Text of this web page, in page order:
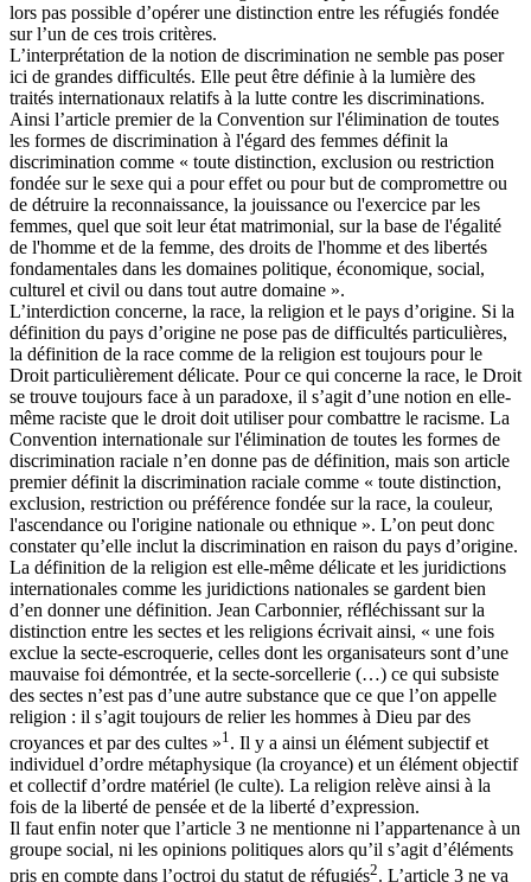
lors pas possible d’opérer une distinction entre les réfugiés fondée
sur l’un de ces trois critères.
L’interprétation de la notion de discrimination ne semble pas poser
ici de grandes difficultés. Elle peut être définie à la lumière des
traités internationaux relatifs à la lutte contre les discriminations.
Ainsi l’article premier de la Convention sur l'élimination de toutes
les formes de discrimination à l'égard des femmes définit la
discrimination comme « toute distinction, exclusion ou restriction
fondée sur le sexe qui a pour effet ou pour but de compromettre ou
de détruire la reconnaissance, la jouissance ou l'exercice par les
femmes, quel que soit leur état matrimonial, sur la base de l'égalité
de l'homme et de la femme, des droits de l'homme et des libertés
fondamentales dans les domaines politique, économique, social,
culturel et civil ou dans tout autre domaine ».
L’interdiction concerne, la race, la religion et le pays d’origine. Si la
définition du pays d’origine ne pose pas de difficultés particulières,
la définition de la race comme de la religion est toujours pour le
Droit particulièrement délicate. Pour ce qui concerne la race, le Droit
se trouve toujours face à un paradoxe, il s’agit d’une notion en elle-
même raciste que le droit doit utiliser pour combattre le racisme. La
Convention internationale sur l'élimination de toutes les formes de
discrimination raciale n’en donne pas de définition, mais son article
premier définit la discrimination raciale comme « toute distinction,
exclusion, restriction ou préférence fondée sur la race, la couleur,
l'ascendance ou l'origine nationale ou ethnique ». L’on peut donc
constater qu’elle inclut la discrimination en raison du pays d’origine.
La définition de la religion est elle-même délicate et les juridictions
internationales comme les juridictions nationales se gardent bien
d’en donner une définition. Jean Carbonnier, réfléchissant sur la
distinction entre les sectes et les religions écrivait ainsi, « une fois
exclue la secte-escroquerie, celles dont les organisateurs sont d’une
mauvaise foi démontrée, et la secte-sorcellerie (…) ce qui subsiste
des sectes n’est pas d’une autre substance que ce que l’on appelle
religion : il s’agit toujours de relier les hommes à Dieu par des
croyances et par des cultes »1 . Il y a ainsi un élément subjectif et
individuel d’ordre métaphysique (la croyance) et un élément objectif
et collectif d’ordre matériel (le culte). La religion relève ainsi à la
fois de la liberté de pensée et de la liberté d’expression.
Il faut enfin noter que l’article 3 ne mentionne ni l’appartenance à un
groupe social, ni les opinions politiques alors qu’il s’agit d’éléments
pris en compte dans l’octroi du statut de réfugiés2. L’article 3 ne va